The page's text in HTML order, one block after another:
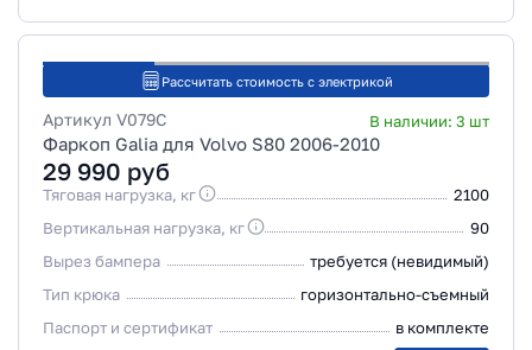
Рассчитать стоимость с электрикой
Артикул V079C В наличии: 3 шт
Фаркоп Galia для Volvo S80 2006-2010
29 990 руб
Тяговая нагрузка, кг
2100
Вертикальная нагрузка, кг
90
Вырез бампера
требуется (невидимый)
Тип крюка
горизонтально-съемный
Паспорт и сертификат
в комплекте